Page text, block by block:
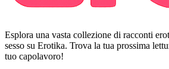
Esplora una vasta collezione di racconti
sesso su Erotika. Trova la tua prossima
tuo capolavoro!